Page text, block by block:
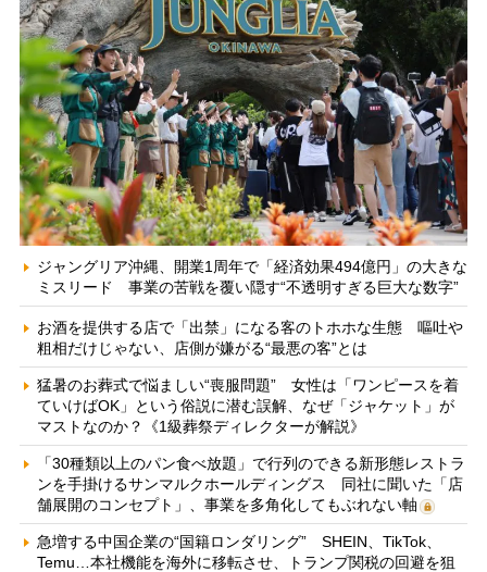
ジャングリア沖縄、開業1周年で「経済効果494億円」の大きな
ミスリード 事業の苦戦を覆い隠す“不透明すぎる巨大な数字”
お酒を提供する店で「出禁」になる客のトホホな生態 嘔吐や
粗相だけじゃない、店側が嫌がる“最悪の客”とは
猛暑のお葬式で悩ましい“喪服問題” 女性は「ワンピースを着
ていけばOK」という俗説に潜む誤解、なぜ「ジャケット」が
マストなのか？《1級葬祭ディレクターが解説》
「30種類以上のパン食べ放題」で行列のできる新形態レストラ
ンを手掛けるサンマルクホールディングス 同社に聞いた「店
舗展開のコンセプト」、事業を多角化してもぶれない軸
急増する中国企業の“国籍ロンダリング” SHEIN、TikTok、
Temu…本社機能を海外に移転させ、トランプ関税の回避を狙